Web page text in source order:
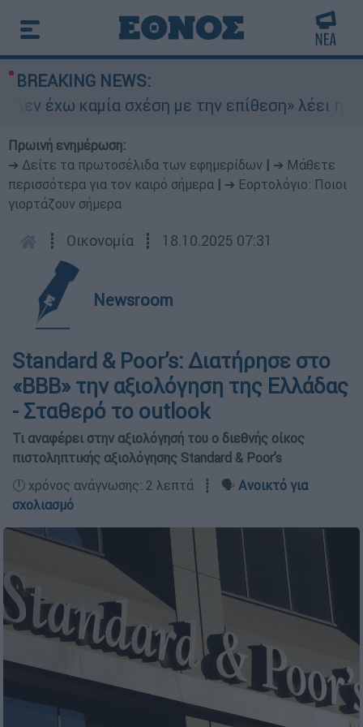
BREAKING NEWS:
έχω καμία σχέση με την επίθεση» λέει η
Πρωινή ενημέρωση:
➔ Δείτε τα πρωτοσέλιδα των εφημερίδων
➔ Μάθετε
περισσότερα για τον καιρό σήμερα
➔ Εορτολόγιο: Ποιοι
γιορτάζουν σήμερα
┋ Οικονομία ┋ 18.10.2025 07:31
Newsroom
Standard & Poor’s: Διατήρησε στο
«ΒΒΒ» την αξιολόγηση της Ελλάδας
- Σταθερό το outlook
Τι αναφέρει στην αξιολόγησή του ο διεθνής οίκος
πιστοληπτικής αξιολόγησης Standard & Poor’s
🕛 χρόνος ανάγνωσης: 2 λεπτά ┋ 🗣️ Ανοικτό για
σχολιασμό